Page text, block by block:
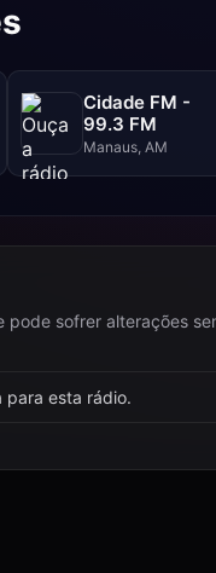
Cidade FM -
99.3 FM
Manaus, AM
sofrer alterações
para esta rádio.